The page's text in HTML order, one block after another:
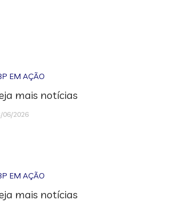
EM AÇÃO
mais notícias
06/2026
EM AÇÃO
mais notícias